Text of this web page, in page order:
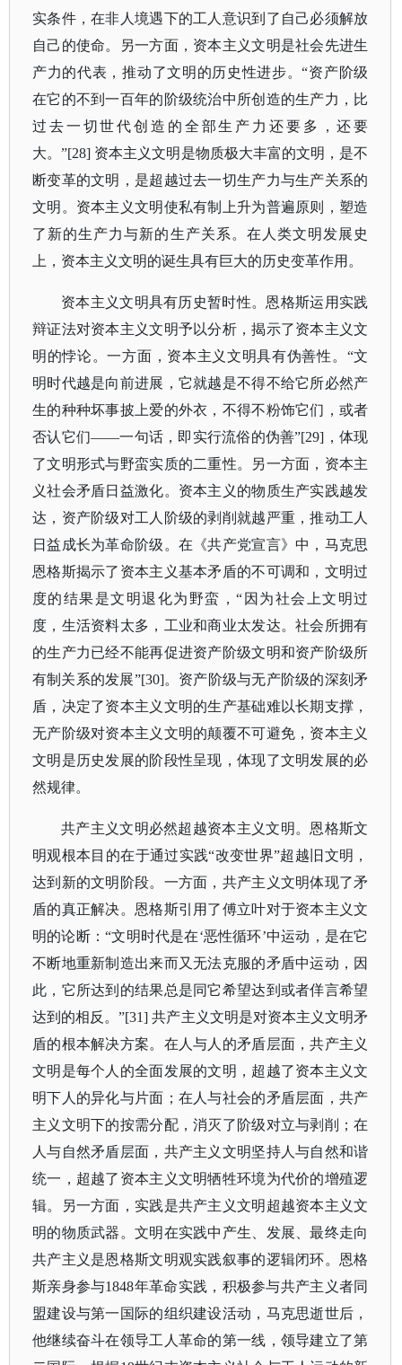
实条件，在非人境遇下的工人意识到了自己必须解放
自己的使命。另一方面，资本主义文明是社会先进生
产力的代表，推动了文明的历史性进步。“资产阶级
在它的不到一百年的阶级统治中所创造的生产力，比
过去一切世代创造的全部生产力还要多，还要
大。”[28] 资本主义文明是物质极大丰富的文明，是不
断变革的文明，是超越过去一切生产力与生产关系的
文明。资本主义文明使私有制上升为普遍原则，塑造
了新的生产力与新的生产关系。在人类文明发展史
上，资本主义文明的诞生具有巨大的历史变革作用。
资本主义文明具有历史暂时性。恩格斯运用实践
辩证法对资本主义文明予以分析，揭示了资本主义文
明的悖论。一方面，资本主义文明具有伪善性。 “文
明时代越是向前进展，它就越是不得不给它所必然产
生的种种坏事披上爱的外衣，不得不粉饰它们，或者
否认它们——一句话，即实行流俗的伪善”[29]，体现
了文明形式与野蛮实质的二重性。另一方面，资本主
义社会矛盾日益激化。资本主义的物质生产实践越发
达，资产阶级对工人阶级的剥削就越严重，推动工人
日益成长为革命阶级。在《共产党宣言》中，马克思
恩格斯揭示了资本主义基本矛盾的不可调和，文明过
度的结果是文明退化为野蛮，“因为社会上文明过
度，生活资料太多，工业和商业太发达。社会所拥有
的生产力已经不能再促进资产阶级文明和资产阶级所
有制关系的发展”[30]。资产阶级与无产阶级的深刻矛
盾，决定了资本主义文明的生产基础难以长期支撑，
无产阶级对资本主义文明的颠覆不可避免，资本主义
文明是历史发展的阶段性呈现，体现了文明发展的必
然规律。
共产主义文明必然超越资本主义文明。恩格斯文
明观根本目的在于通过实践“改变世界”超越旧文明，
达到新的文明阶段。一方面，共产主义文明体现了矛
盾的真正解决。恩格斯引用了傅立叶对于资本主义文
明的论断：“文明时代是在‘恶性循环’中运动，是在它
不断地重新制造出来而又无法克服的矛盾中运动，因
此，它所达到的结果总是同它希望达到或者佯言希望
达到的相反。”[31] 共产主义文明是对资本主义文明矛
盾的根本解决方案。在人与人的矛盾层面，共产主义
文明是每个人的全面发展的文明，超越了资本主义文
明下人的异化与片面；在人与社会的矛盾层面，共产
主义文明下的按需分配，消灭了阶级对立与剥削；在
人与自然矛盾层面，共产主义文明坚持人与自然和谐
统一，超越了资本主义文明牺牲环境为代价的增殖逻
辑。另一方面，实践是共产主义文明超越资本主义文
明的物质武器。文明在实践中产生、发展、最终走向
共产主义是恩格斯文明观实践叙事的逻辑闭环。恩格
斯亲身参与1848年革命实践，积极参与共产主义者同
盟建设与第一国际的组织建设活动，马克思逝世后，
他继续奋斗在领导工人革命的第一线，领导建立了第